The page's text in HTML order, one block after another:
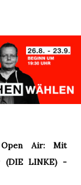
Open Air: Mit
(DIE LINKE) -